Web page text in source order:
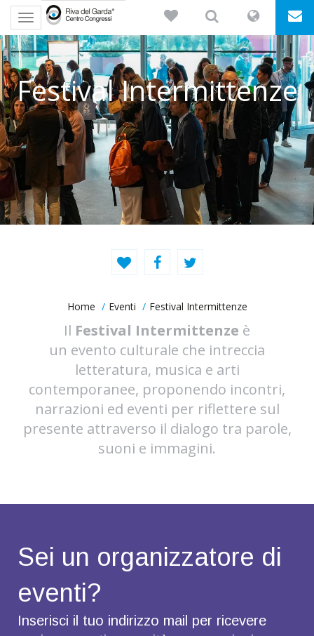
Toggle
navigation
Festival Intermittenze
Home Eventi Festival Intermittenze
Il Festival Intermittenze è
un evento culturale che intreccia
letteratura, musica e arti
contemporanee, proponendo incontri,
narrazioni ed eventi per riflettere sul
presente attraverso il dialogo tra parole,
suoni e immagini.
Sei un organizzatore di
eventi?
Inserisci il tuo indirizzo mail per ricevere